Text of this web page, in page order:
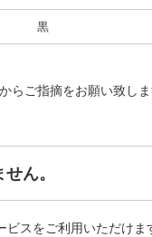
黒
らご指摘をお願い致しま
ん。
スをご利用いただけま